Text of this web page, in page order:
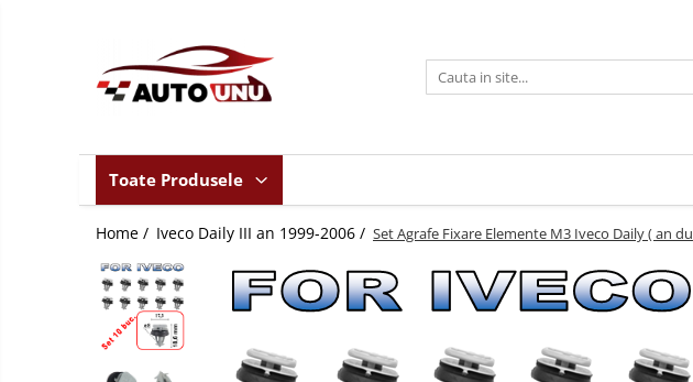
Toate Produsele
Iveco Daily IV an 2006-2011
Iveco Daily V an 2011-2014
Iveco Daily VI an dupa-2014
Toate Produsele
Home / Iveco Daily III an 1999-2006 / Set Agrafe Fixare Elemente M3 Iveco Daily ( an